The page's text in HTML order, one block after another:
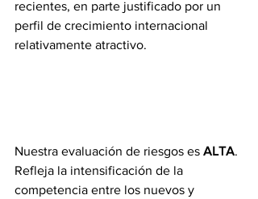
recientes, en parte justificado por un
perfil de crecimiento internacional
relativamente atractivo.
Nuestra evaluación de riesgos es ALTA.
Refleja la intensificación de la
competencia entre los nuevos y